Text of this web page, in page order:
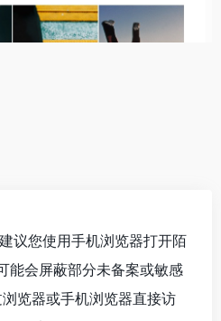
建议您使用手机浏览器打开陌
能会屏蔽部分未备案或敏感
览器或手机浏览器直接访